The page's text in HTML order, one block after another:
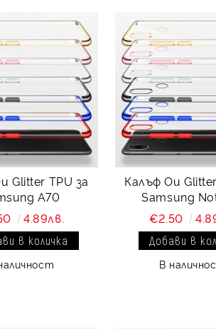
Glitter TPU за
A70
4.89лв.
Калъф Ou
Samsung
€2.50
В